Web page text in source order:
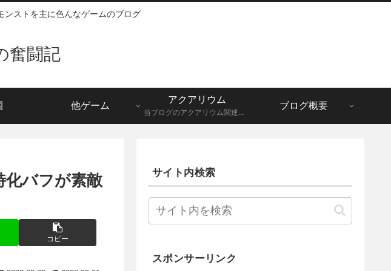
ンストを主に色んなゲームのブログ
奮闘記
他ゲーム
アクアリウム
当ブログのアクアリウム関連記事一覧になります。メダカ、グッピーなど。
ブログ概要
化バフが素敵
コピー
サイト内検索
スポンサーリンク